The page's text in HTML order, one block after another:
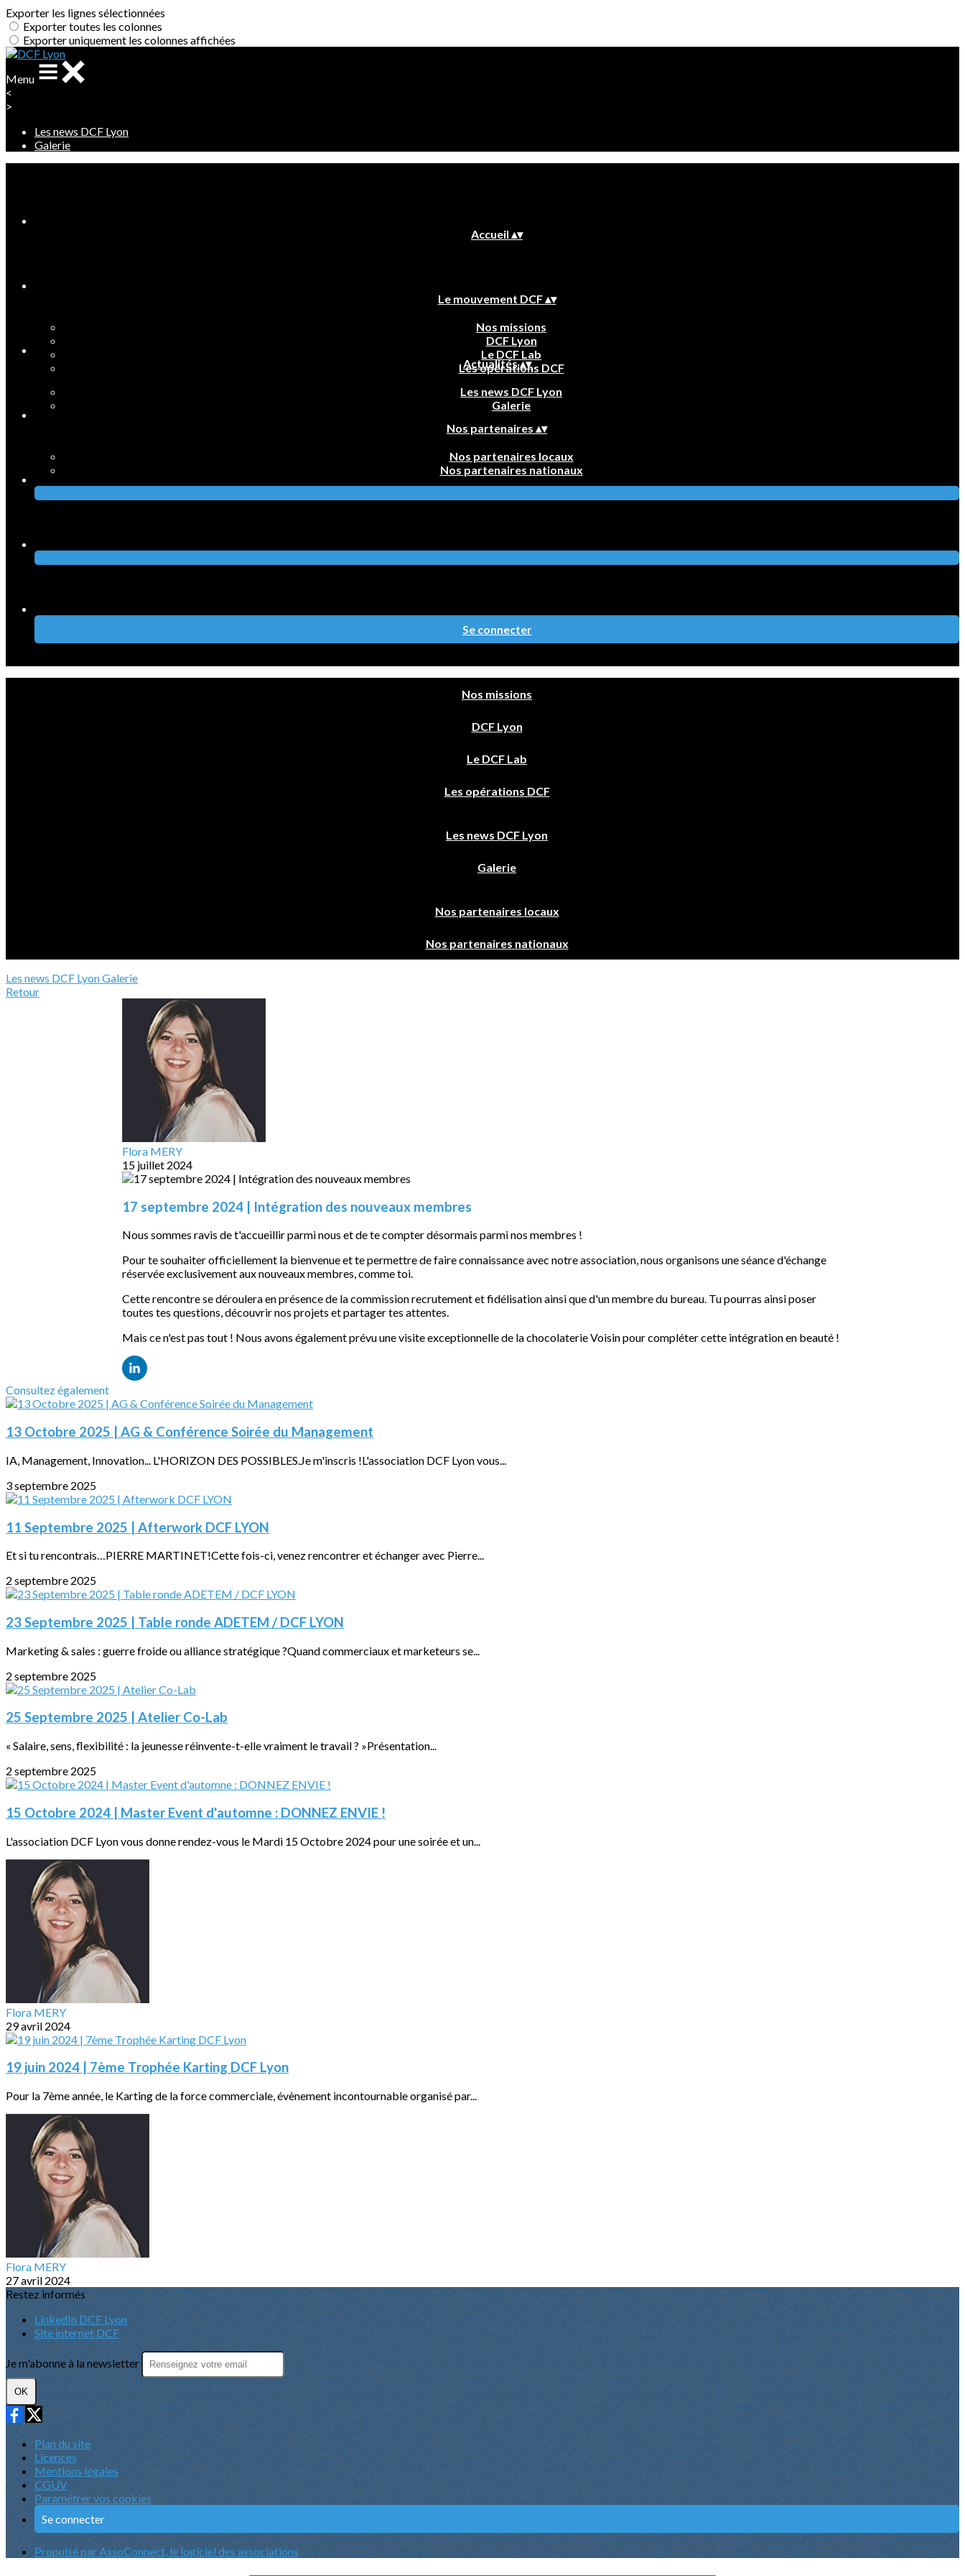
Exporter les lignes sélectionnées
Exporter toutes les colonnes
Exporter uniquement les colonnes affichées
Menu
<
>
Les news DCF Lyon
Galerie
Accueil ▴▾
Le mouvement DCF▴▾
Nos missions
DCF Lyon
Le DCF Lab
Les opérations DCF
Actualités▴▾
Les news DCF Lyon
Galerie
Nos partenaires ▴▾
Nos partenaires locaux
Nos partenaires nationaux
Se connecter
Nos missions
DCF Lyon
Le DCF Lab
Les opérations DCF
Les news DCF Lyon
Galerie
Nos partenaires locaux
Nos partenaires nationaux
Les news DCF LyonGalerie
Retour
Flora MERY
15 juillet 2024
17 septembre 2024 | Intégration des nouveaux membres
Nous sommes ravis de t'accueillir parmi nous et de te compter désormais parmi nos membres !
Pour te souhaiter officiellement la bienvenue et te permettre de faire connaissance avec notre association, nous organisons une séance d'échange
réservée exclusivement aux nouveaux membres, comme toi.
Cette rencontre se déroulera en présence de la commission recrutement et fidélisation ainsi que d'un membre du bureau. Tu pourras ainsi poser
toutes tes questions, découvrir nos projets et partager tes attentes.
Mais ce n'est pas tout ! Nous avons également prévu une visite exceptionnelle de la chocolaterie Voisin pour compléter cette intégration en beauté !
Consultez également
13 Octobre 2025 | AG & Conférence Soirée du Management
IA, Management, Innovation... L'HORIZON DES POSSIBLES.Je m'inscris !L'association DCF Lyon vous...
3 septembre 2025
11 Septembre 2025 | Afterwork DCF LYON
Et si tu rencontrais…PIERRE MARTINET!Cette fois-ci, venez rencontrer et échanger avec Pierre...
2 septembre 2025
23 Septembre 2025 | Table ronde ADETEM / DCF LYON
Marketing & sales : guerre froide ou alliance stratégique ?Quand commerciaux et marketeurs se...
2 septembre 2025
25 Septembre 2025 | Atelier Co-Lab
« Salaire, sens, flexibilité : la jeunesse réinvente-t-elle vraiment le travail ? »Présentation...
2 septembre 2025
15 Octobre 2024 | Master Event d'automne : DONNEZ ENVIE !
L'association DCF Lyon vous donne rendez-vous le Mardi 15 Octobre 2024 pour une soirée et un...
Flora MERY
29 avril 2024
19 juin 2024 | 7ème Trophée Karting DCF Lyon
Pour la 7ème année, le Karting de la force commerciale, évènement incontournable organisé par...
Flora MERY
27 avril 2024
Restez informés
LinkedIn DCF Lyon
Site internet DCF
Je m'abonne à la newsletter
OK
Plan du site
Licences
Mentions légales
CGUV
Paramétrer vos cookies
Se connecter
Propulsé par AssoConnect, le logiciel des associations